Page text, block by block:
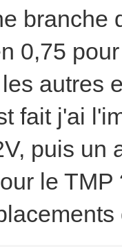
branche
0,75
autres
fait j'ai
puis un
le TMP